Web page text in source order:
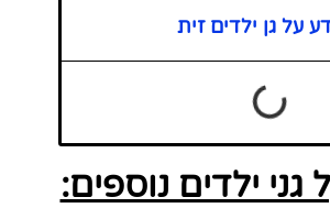
על גן ילדים זית
גני ילדים נוספים: